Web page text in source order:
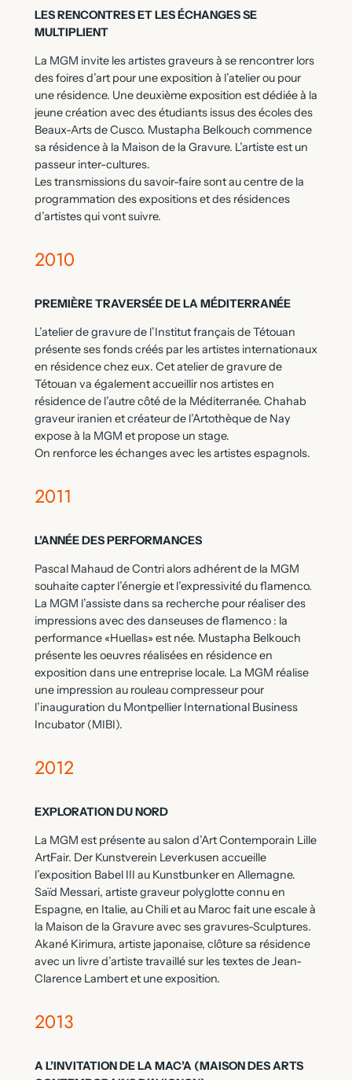
LES RENCONTRES ET LES ÉCHANGES SE
MULTIPLIENT
La MGM invite les artistes graveurs à se rencontrer lors
des foires d’art pour une exposition à l’atelier ou pour
une résidence. Une deuxième exposition est dédiée à la
jeune création avec des étudiants issus des écoles des
Beaux-Arts de Cusco. Mustapha Belkouch commence
sa résidence à la Maison de la Gravure. L’artiste est un
passeur inter-cultures.
Les transmissions du savoir-faire sont au centre de la
programmation des expositions et des résidences
d’artistes qui vont suivre.
2010
PREMIÈRE TRAVERSÉE DE LA MÉDITERRANÉE
L’atelier de gravure de l’Institut français de Tétouan
présente ses fonds créés par les artistes internationaux
en résidence chez eux. Cet atelier de gravure de
Tétouan va également accueillir nos artistes en
résidence de l’autre côté de la Méditerranée. Chahab
graveur iranien et créateur de l’Artothèque de Nay
expose à la MGM et propose un stage.
On renforce les échanges avec les artistes espagnols.
2011
L’ANNÉE DES PERFORMANCES
Pascal Mahaud de Contri alors adhérent de la MGM
souhaite capter l’énergie et l’expressivité du flamenco.
La MGM l’assiste dans sa recherche pour réaliser des
impressions avec des danseuses de flamenco : la
performance «Huellas» est née. Mustapha Belkouch
présente les oeuvres réalisées en résidence en
exposition dans une entreprise locale. La MGM réalise
une impression au rouleau compresseur pour
l’inauguration du Montpellier International Business
Incubator (MIBI).
2012
EXPLORATION DU NORD
La MGM est présente au salon d’Art Contemporain Lille
ArtFair. Der Kunstverein Leverkusen accueille
l’exposition Babel III au Kunstbunker en Allemagne.
Saïd Messari, artiste graveur polyglotte connu en
Espagne, en Italie, au Chili et au Maroc fait une escale à
la Maison de la Gravure avec ses gravures-Sculptures.
Akané Kirimura, artiste japonaise, clôture sa résidence
avec un livre d’artiste travaillé sur les textes de Jean-
Clarence Lambert et une exposition.
2013
A L’INVITATION DE LA MAC’A (MAISON DES ARTS